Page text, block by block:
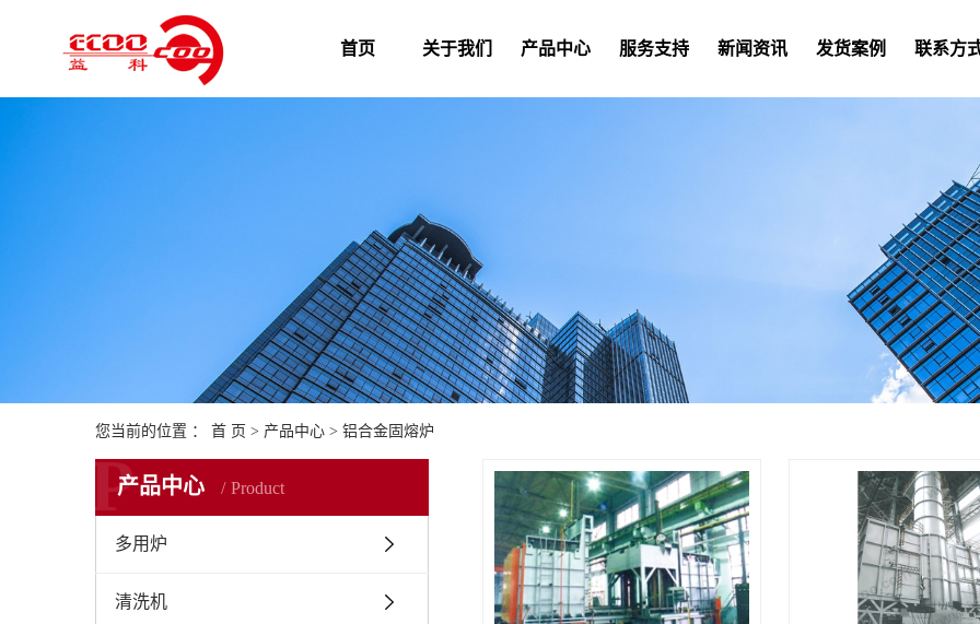
首页 关于我们 产品中心 服务支持 新闻资讯 发货案例 联系方
您当前的位置 ： 首 页 > 产品中心 > 铝合金固熔炉
产品中心 Product
P
多用炉
清洗机